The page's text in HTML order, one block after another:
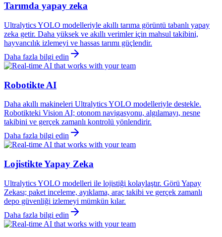
Tarımda yapay zeka
Ultralytics YOLO modelleriyle akıllı tarıma görüntü tabanlı yapay
zeka getir. Daha yüksek ve akıllı verimler için mahsul takibini,
hayvancılık izlemeyi ve hassas tarımı güçlendir.
Daha fazla bilgi edin
Robotikte AI
Daha akıllı makineleri Ultralytics YOLO modelleriyle destekle.
Robotikteki Vision AI; otonom navigasyonu, algılamayı, nesne
takibini ve gerçek zamanlı kontrolü yönlendirir.
Daha fazla bilgi edin
Lojistikte Yapay Zeka
Ultralytics YOLO modelleri ile lojistiği kolaylaştır. Görü Yapay
Zekası; paket inceleme, ayıklama, araç takibi ve gerçek zamanlı
depo güvenliği izlemeyi mümkün kılar.
Daha fazla bilgi edin